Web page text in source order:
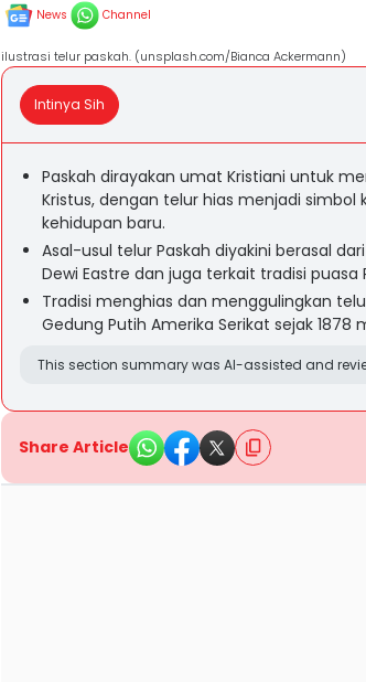
News Channel
ilustrasi telur paskah. (unsplash.com/Bianca Ackermann)
Intinya Sih
Paskah dirayakan umat Kristiani untuk
Kristus, dengan telur hias menjadi
kehidupan baru.
Asal-usul telur Paskah diyakini berasal
Dewi Eastre dan juga terkait tradisi puasa
Tradisi menghias dan menggulingkan
Gedung Putih Amerika Serikat sejak 1878
This section summary was AI-assisted and
Share Article